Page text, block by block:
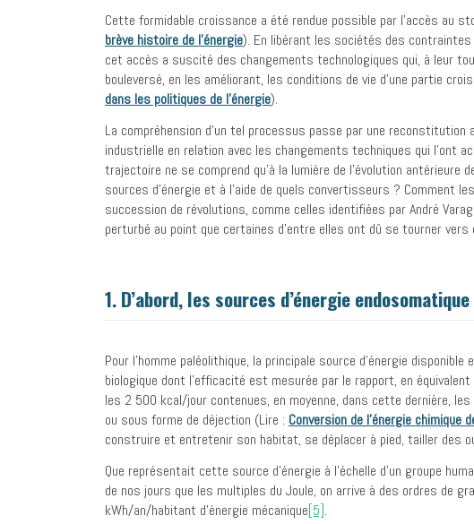
Cette formidable croissance a été rendue possible par l’accès au
brève histoire de l’énergie). En libérant les sociétés des
cet accès a suscité des changements technologiques qui, à leur
bouleversé, en les améliorant, les conditions de vie d’une partie
dans les politiques de l’énergie).
La compréhension d’un tel processus passe par une reconstitution
industrielle en relation avec les changements techniques qui l’ont
trajectoire ne se comprend qu’à la lumière de l’évolution
sources d’énergie et à l’aide de quels convertisseurs ?
succession de révolutions, comme celles identifiées par André
perturbé au point que certaines d’entre elles ont dû se tourner
1. D’abord, les sources d’énergie endosomatique
Pour l’homme paléolithique, la principale source d’énergie
biologique dont l’efficacité est mesurée par le rapport, en
les 2 500 kcal/jour contenues, en moyenne, dans cette dernière,
ou sous forme de déjection (Lire : Conversion de l’énergie chimique
construire et entretenir son habitat, se déplacer à pied, tailler des
Que représentait cette source d’énergie à l’échelle d’un groupe
de nos jours que les multiples du Joule, on arrive à des ordres de
kWh/an/habitant d’énergie mécanique[5].